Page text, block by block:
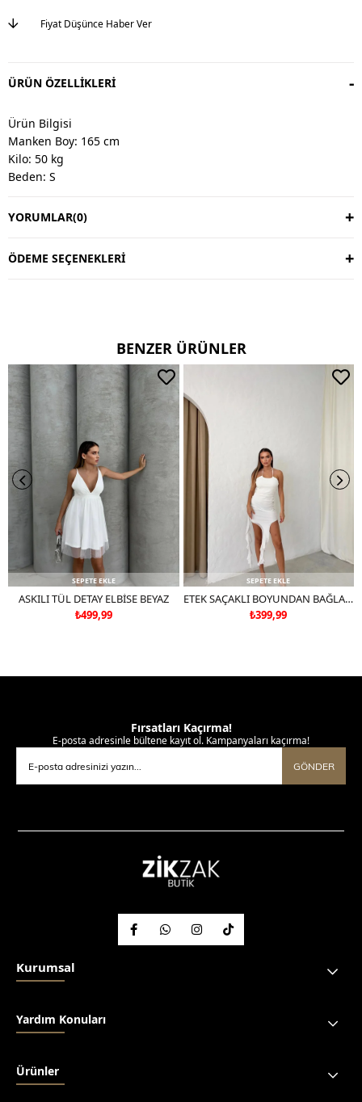
Fiyat Düşünce Haber Ver
ÜRÜN ÖZELLIKLERI
Ürün Bilgisi
Manken Boy: 165 cm
Kilo: 50 kg
Beden: S
Değişim & İade
Değişim süresi 3 iş günüdür.
Ters çevirerek yıkayınız.
Çift renkli ürünlerde yıkama mendili kullanınız.
Deri ve süet ürünleri makinede yıkamayınız, kuru temizleme
tercih ediniz.
YORUMLAR(0)
ÖDEME SEÇENEKLERI
BENZER ÜRÜNLER
SEPETE EKLE
ASKILI TÜL DETAY ELBİSE BEYAZ
₺499,99
SEPETE EKLE
ETEK SAÇAKLI BOYUNDAN BAĞLAMALI TÜL ASTARLI ELBİSE BEYAZ
₺399,99
Fırsatları Kaçırma!
E-posta adresinle bültene kayıt ol. Kampanyaları kaçırma!
GÖNDER
Kurumsal
Yardım Konuları
Ürünler